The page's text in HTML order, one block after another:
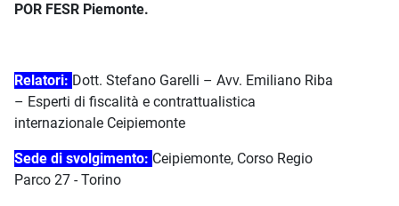
POR FESR Piemonte.
Relatori: Dott. Stefano Garelli – Avv. Emiliano Riba
– Esperti di fiscalità e contrattualistica
internazionale Ceipiemonte
Sede di svolgimento: Ceipiemonte, Corso Regio
Parco 27 - Torino